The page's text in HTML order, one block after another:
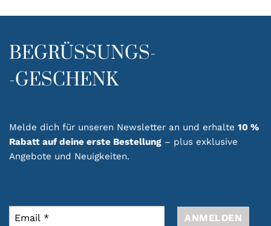
BEGRÜSSUNGS-
-GESCHENK
Melde dich für unseren Newsletter an und erhalte 10 %
Rabatt auf deine erste Bestellung – plus exklusive
Angebote und Neuigkeiten.